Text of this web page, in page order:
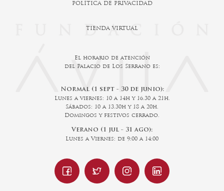
POLÍTICA DE PRIVACIDAD
TIENDA VIRTUAL
El horario de atención
del Palacio de Los Serrano es:
Normal (1 sept - 30 de junio):
Lunes a viernes: 10 a 14h y 16.30 a 21h.
Sábados: 10 a 13.30h y 18 a 20h.
Domingos y festivos cerrado.
Verano (1 jul - 31 ago):
Lunes a Viernes: de 9:00 a 14:00